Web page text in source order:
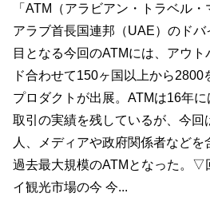
「ATM（アラビアン・トラベル
アラブ首長国連邦（UAE）のドバ
目となる今回のATMには、アウ
ド合わせて150ヶ国以上から
プロダクトが出展。ATMは16年
取引の実績を残しているが、今
人、メディアや政府関係者などを
過去最大規模のATMとなった。▽
イ観光市場の今 今...